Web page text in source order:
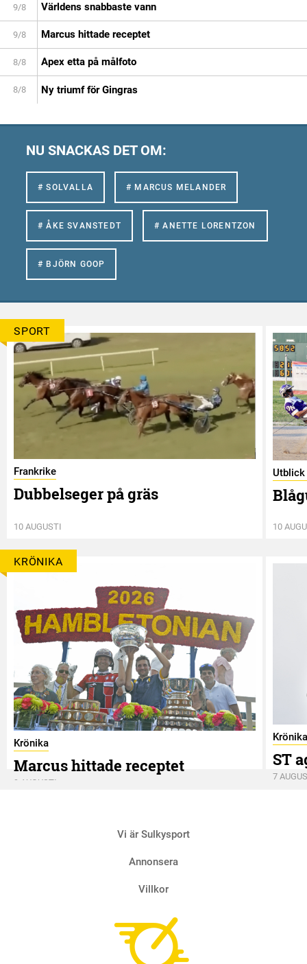
9/8 Världens snabbaste vann
9/8 Marcus hittade receptet
8/8 Apex etta på målfoto
8/8 Ny triumf för Gingras
NU SNACKAS DET OM:
# SOLVALLA # MARCUS MELANDER
# ÅKE SVANSTEDT # ANETTE LORENTZON
# BJÖRN GOOP
SPORT
Frankrike
Dubbelseger på gräs
10 AUGUSTI
Utblick
10
KRÖNIKA
Krönika
Marcus hittade receptet
9 AUGUSTI
Krönika
ST
7
Vi är Sulkysport
Annonsera
Villkor